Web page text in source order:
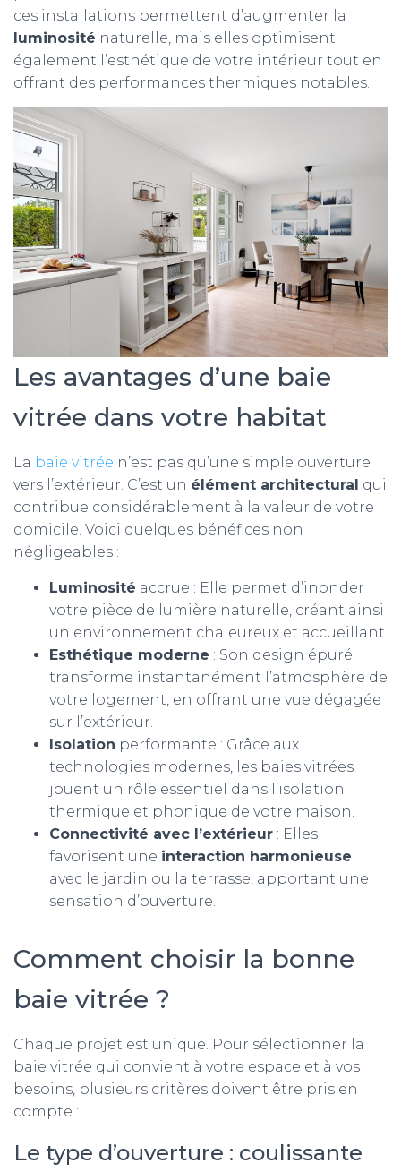
ces installations permettent d’augmenter la
luminosité naturelle, mais elles optimisent
également l’esthétique de votre intérieur tout en
offrant des performances thermiques notables.
Les avantages d’une baie
vitrée dans votre habitat
La baie vitrée n’est pas qu’une simple ouverture
vers l’extérieur. C’est un élément architectural qui
contribue considérablement à la valeur de votre
domicile. Voici quelques bénéfices non
négligeables :
Luminosité accrue : Elle permet d’inonder
votre pièce de lumière naturelle, créant ainsi
un environnement chaleureux et accueillant.
Esthétique moderne : Son design épuré
transforme instantanément l’atmosphère de
votre logement, en offrant une vue dégagée
sur l’extérieur.
Isolation performante : Grâce aux
technologies modernes, les baies vitrées
jouent un rôle essentiel dans l’isolation
thermique et phonique de votre maison.
Connectivité avec l’extérieur : Elles
favorisent une interaction harmonieuse
avec le jardin ou la terrasse, apportant une
sensation d’ouverture.
Comment choisir la bonne
baie vitrée ?
Chaque projet est unique. Pour sélectionner la
baie vitrée qui convient à votre espace et à vos
besoins, plusieurs critères doivent être pris en
compte :
Le type d’ouverture : coulissante